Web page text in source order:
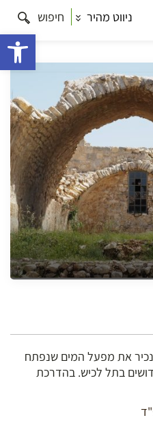
ניווט מהיר חיפוש כל הסיורים
סיור אל תילי
את מפעל המים שנפתח
בתל לכיש. בהדרכת